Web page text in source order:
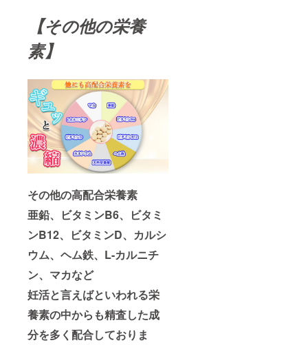
【その他の栄養
素】
その他の高配合栄養素
亜鉛、ビタミンB6、ビタミ
ンB12、ビタミンD、カルシ
ウム、ヘム鉄、L-カルニチ
ン、マカなど
妊活と言えばといわれる栄
養素の中からも精査した成
分を多く配合しておりま